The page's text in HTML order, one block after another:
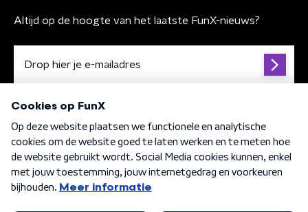
Altijd op de hoogte van het laatste FunX-nieuws?
Algemene voorwaarden Privacybeleid